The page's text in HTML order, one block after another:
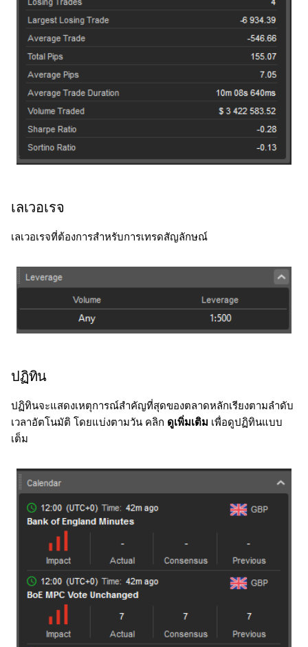
เลเวอเรจ
เลเวอเรจที่ต้องการสำหรับการเทรดสัญลักษณ์
ปฏิทิน
ปฏิทินจะแสดงเหตุการณ์สำคัญที่สุดของตลาดหลักเรียงตามลำดับ
เวลาอัตโนมัติ โดยแบ่งตามวัน คลิก ดูเพิ่มเติม เพื่อดูปฏิทินแบบ
เต็ม